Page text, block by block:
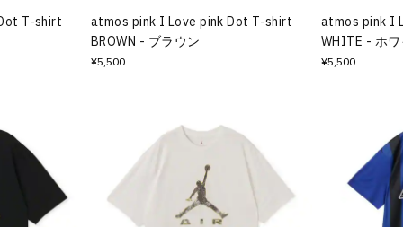
T-shirt
atmos pink I Love pink Dot T-shirt
BROWN - ブラウン
¥5,500
atmos pink I
WHITE - ホ
¥5,500